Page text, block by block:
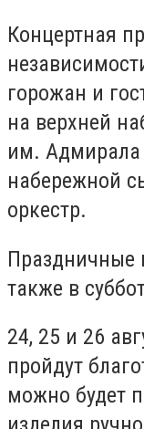
Концертная
горожан и
на верхней
им.
набережной
оркестр.
Праздничные
также в
24, 25 и 26
пройдут
можно будет